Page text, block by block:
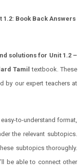
1.2: Book Back Answers
solutions for Unit 1.2 –
Tamil textbook. These
by our expert teachers at
to-understand format,
the relevant subtopics.
subtopics thoroughly.
be able to connect other